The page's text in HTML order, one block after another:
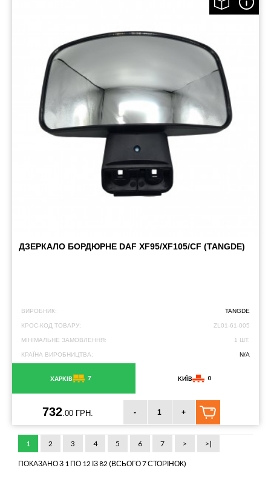
ДЗЕРКАЛО БОРДЮРНЕ DAF XF95/XF105/CF (TANGDE)
ВИРОБНИК: TANGDE
КРОС-КОД ТОВАРУ: ZL01-61-005
МІНІМАЛЬНЕ ЗАМОВЛЕННЯ: 1 ШТ.
КРАЇНА ВИРОБНИЦТВА: N/A
ХАРКІВ 7 КИЇВ 0
732.00 ГРН. - +
1 2 3 4 5 6 7 > >|
ПОКАЗАНО З 1 ПО 12 ІЗ 82 (ВСЬОГО 7 СТОРІНОК)